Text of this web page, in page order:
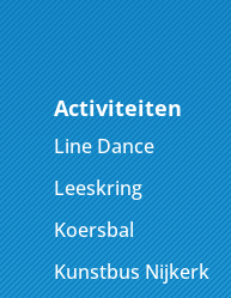
Activiteiten
Line Dance
Leeskring
Koersbal
Kunstbus Nijkerk